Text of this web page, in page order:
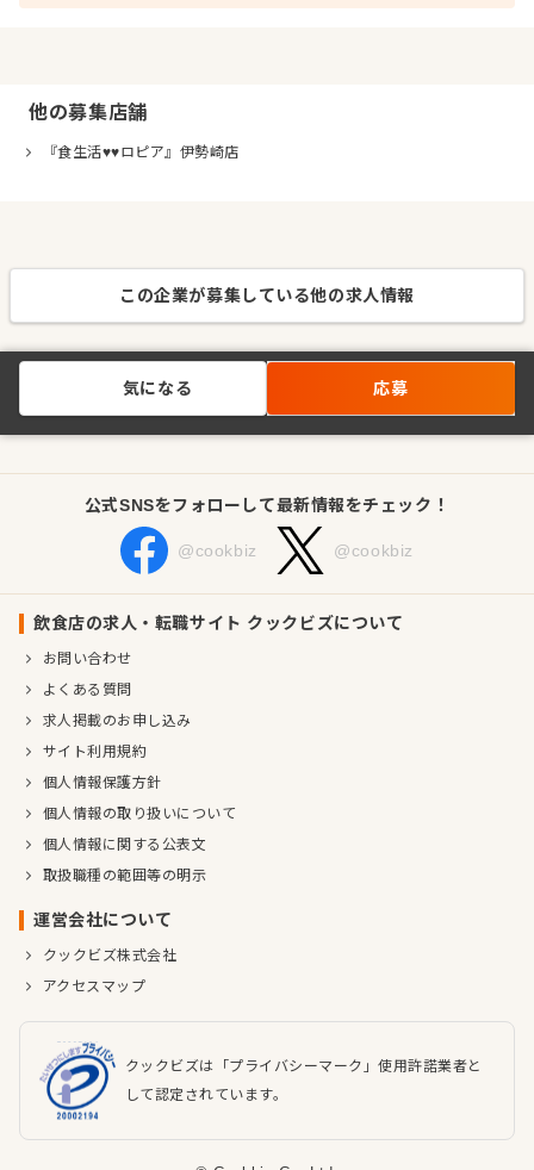
他の募集店舗
『食生活♥♥ロピア』伊勢崎店
この企業が募集している他の求人情報
気になる 応募
公式SNSをフォローして最新情報をチェック！
@cookbiz @cookbiz
飲食店の求人・転職サイト クックビズについて
お問い合わせ
よくある質問
求人掲載のお申し込み
サイト利用規約
個人情報保護方針
個人情報の取り扱いについて
個人情報に関する公表文
取扱職種の範囲等の明示
運営会社について
クックビズ株式会社
アクセスマップ
クックビズは「プライバシーマーク」使用許諾業者と
して認定されています。